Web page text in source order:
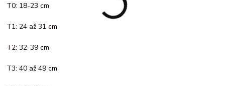
T0: 18-23 cm
T1: 24 až 31 cm
T2: 32-39 cm
T3: 40 až 49 cm